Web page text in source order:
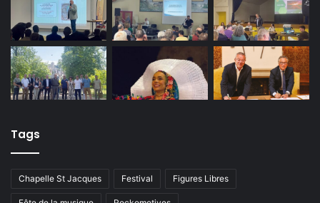
Tags
Chapelle St Jacques Festival Figures Libres